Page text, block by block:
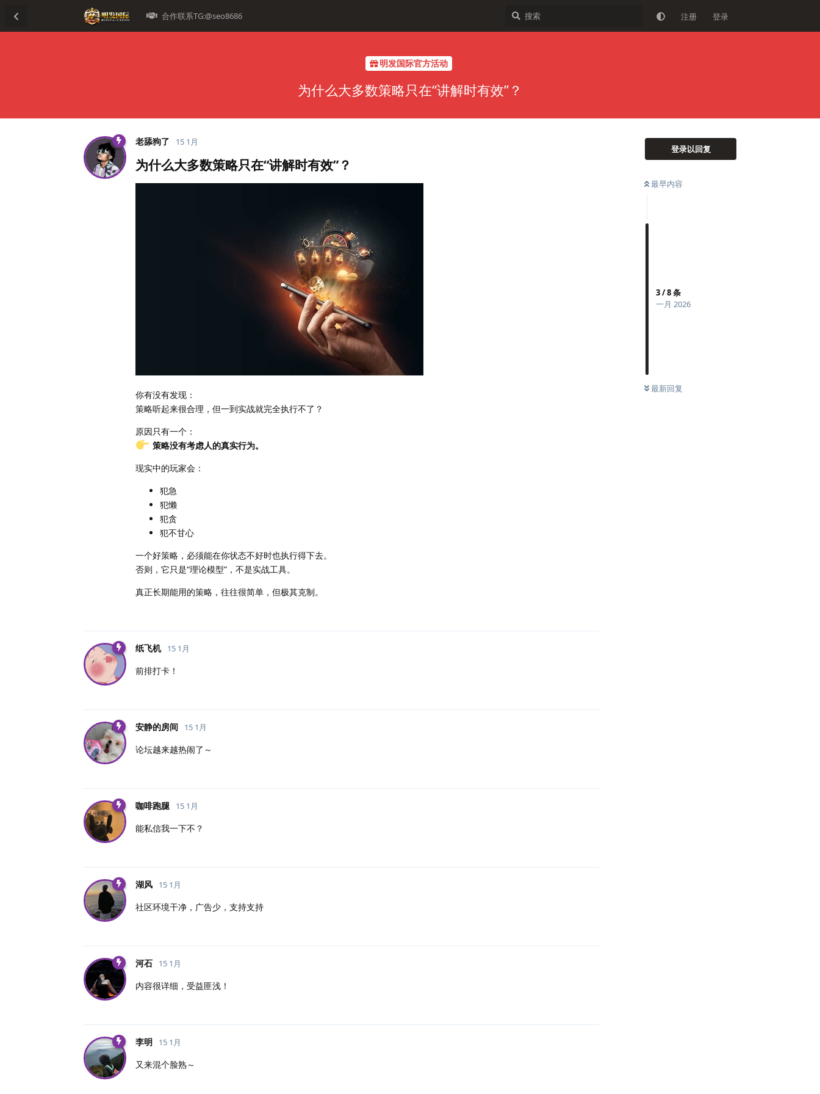
合作联系TG:@seo8686 注册 登录
明发国际官方活动
为什么大多数策略只在“讲解时有效”？
登录以回复
最早内容
3/8条
一月 2026
最新回复
老舔狗了 15 1月
为什么大多数策略只在“讲解时有效”？
你有没有发现：
策略听起来很合理，但一到实战就完全执行不了？
原因只有一个：
策略没有考虑人的真实行为。
现实中的玩家会：
犯急
犯懒
犯贪
犯不甘心
一个好策略，必须能在你状态不好时也执行得下去。
否则，它只是“理论模型”，不是实战工具。
真正长期能用的策略，往往很简单，但极其克制。
纸飞机 15 1月
前排打卡！
安静的房间 15 1月
论坛越来越热闹了～
咖啡跑腿 15 1月
能私信我一下不？
湖风 15 1月
社区环境干净，广告少，支持支持
河石 15 1月
内容很详细，受益匪浅！
李明 15 1月
又来混个脸熟～